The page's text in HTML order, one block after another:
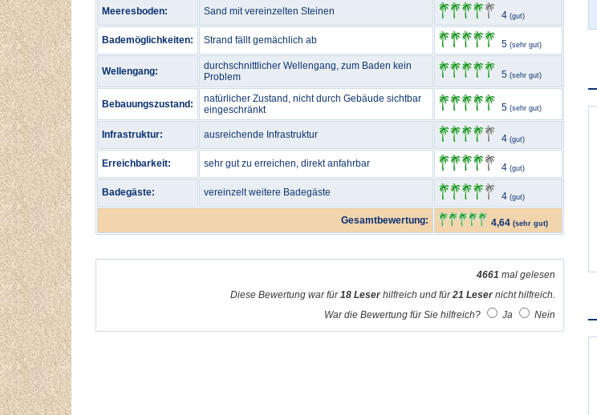
Meeresboden: Sand mit vereinzelten Steinen 4 (gut)
Bademöglichkeiten: Strand fällt gemächlich ab 5 (sehr gut)
Wellengang:
durchschnittlicher Wellengang, zum Baden kein
Problem
5 (sehr gut)
Bebauungszustand:
natürlicher Zustand, nicht durch Gebäude sichtbar
eingeschränkt
5 (sehr gut)
Infrastruktur: ausreichende Infrastruktur 4 (gut)
Erreichbarkeit: sehr gut zu erreichen, direkt anfahrbar 4 (gut)
Badegäste: vereinzelt weitere Badegäste 4 (gut)
Gesamtbewertung: 4,64 (sehr gut)
4661 mal gelesen
Diese Bewertung war für18 Leserhilfreich und für21 Lesernicht hilfreich.
War die Bewertung für Sie hilfreich?
Ja Nein